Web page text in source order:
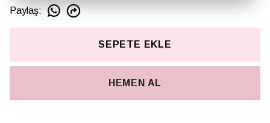
Paylaş:
SEPETE EKLE
HEMEN AL